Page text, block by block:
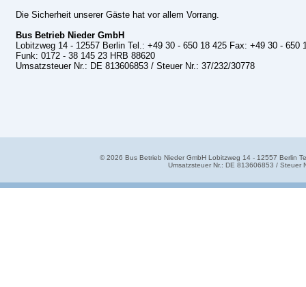
Die Sicherheit unserer Gäste hat vor allem Vorrang.
Bus Betrieb Nieder GmbH
Lobitzweg 14 - 12557 Berlin Tel.: +49 30 - 650 18 425 Fax: +49 30 - 650
Funk: 0172 - 38 145 23 HRB 88620
Umsatzsteuer Nr.: DE 813606853 / Steuer Nr.: 37/232/30778
©2026 Bus Betrieb Nieder GmbH Lobitzweg 14 - 12557 Berlin
Umsatzsteuer Nr.: DE 813606853 / Steuer